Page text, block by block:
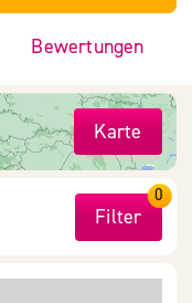
Bewertungen
Karte
Filter
0